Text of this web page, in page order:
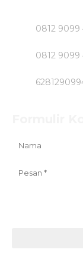
0812 9099
0812 9099